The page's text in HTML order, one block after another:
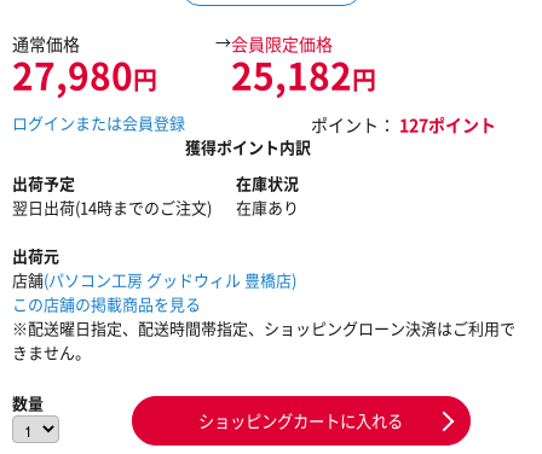
通常価格
27,980円
→会員限定価格
25,182円
ログインまたは会員登録
獲得ポイント内訳
ポイント： 127ポイント
出荷予定
翌日出荷(14時までのご注文)
在庫状況
在庫あり
出荷元
店舗(パソコン工房 グッドウィル 豊橋店)
この店舗の掲載商品を見る
※配送曜日指定、配送時間帯指定、ショッピングローン決済はご利用で
きません。
数量
ショッピングカートに入れる